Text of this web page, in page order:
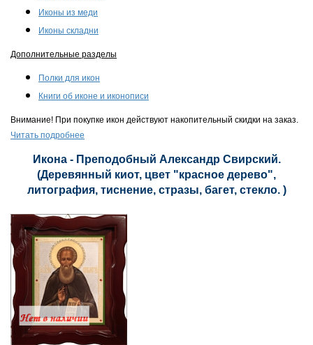
Иконы из меди
Иконы складни
Дополнительные разделы
Полки для икон
Книги об иконе и иконописи
Внимание! При покупке икон действуют накопительный скидки на заказ.
Читать подробнее
Икона - Преподобный Александр Свирский.
(Деревянный киот, цвет "красное дерево",
литография, тиснение, стразы, багет, стекло. )